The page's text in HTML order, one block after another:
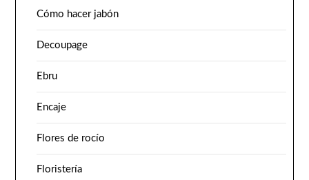
Cómo hacer jabón
Decoupage
Ebru
Encaje
Flores de rocío
Floristería